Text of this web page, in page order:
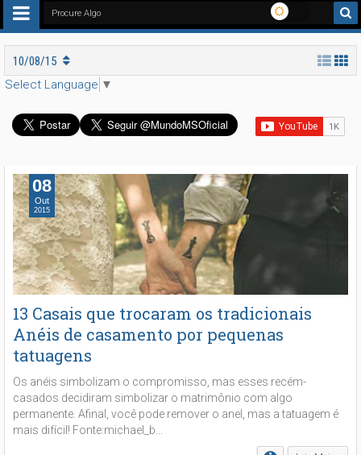
10/08/15
Select Language ▼
13 Casais que trocaram os tradicionais
Anéis de casamento por pequenas
tatuagens
Os anéis simbolizam o compromisso, mas esses recém-
casados decidiram simbolizar o matrimônio com algo
permanente. Afinal, você pode remover o anel, mas a tatuagem é
mais difícil! Fonte:michael_b...
08
Out
2015